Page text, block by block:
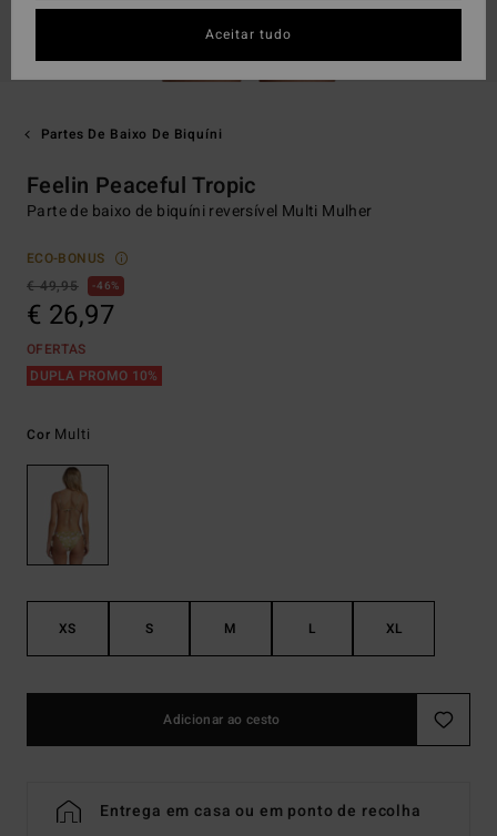
Partes De Baixo De Biquíni
Feelin Peaceful Tropic
Parte de baixo de biquíni reversível Multi Mulher
ECO-BONUS
€ 49,95
46%
€ 26,97
OFERTAS
DUPLA PROMO 10%
Cor Multi
XS S M L XL
Adicionar ao cesto
Entrega em casa ou em ponto de recolha
Aceitar tudo